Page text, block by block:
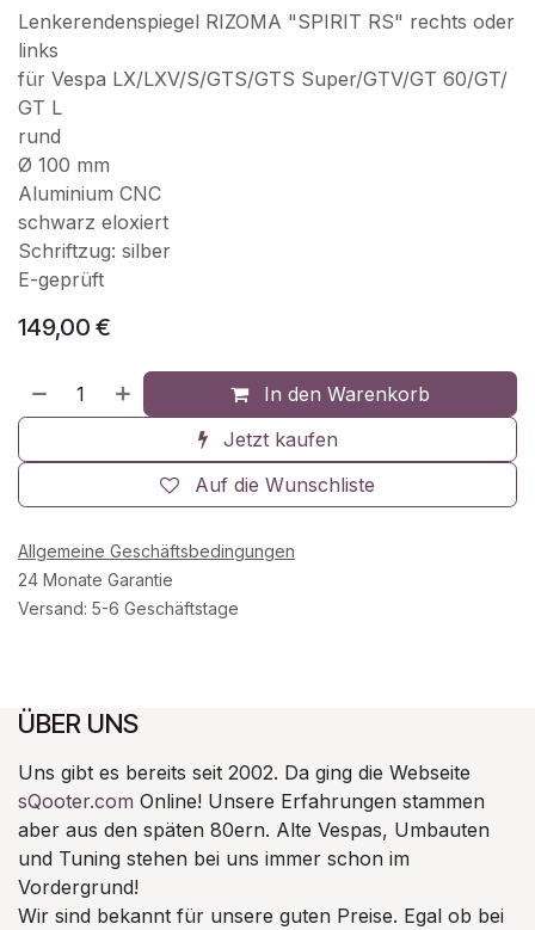
Lenkerendenspiegel RIZOMA "SPIRIT RS" rechts oder
links
für Vespa LX/​LXV/​S/​GTS/​GTS Super/​GTV/​GT 60/​GT/​
GT L
rund
Ø 100 mm
Aluminium CNC
schwarz eloxiert
Schriftzug: silber
E-geprüft
149,00 €
In den Warenkorb
Jetzt kaufen
Auf die Wunschliste
Allgemeine Geschäftsbedingungen
24 Monate Garantie
Versand: 5-6 Geschäftstage
ÜBER UNS
Uns gibt es bereits seit 2002. Da ging die Webseite
sQooter.com Online! Unsere Erfahrungen stammen
aber aus den späten 80ern. Alte Vespas, Umbauten
und Tuning stehen bei uns immer schon im
Vordergrund!
Wir sind bekannt für unsere guten Preise. Egal ob bei